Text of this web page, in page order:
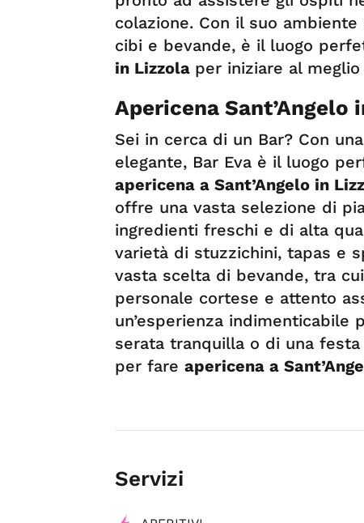
colazione. Con il suo
cibi e bevande, è il luogo
in Lizzola per iniziare al
Apericena Sant’Angelo
Sei in cerca di un Bar? Con
elegante, Bar Eva è il luogo
apericena a Sant’Angelo in
offre una vasta selezione di
ingredienti freschi e di alta
varietà di stuzzichini, tapas e
vasta scelta di bevande, tra
personale cortese e attento
un’esperienza
serata tranquilla o di una
per fare apericena a
Servizi